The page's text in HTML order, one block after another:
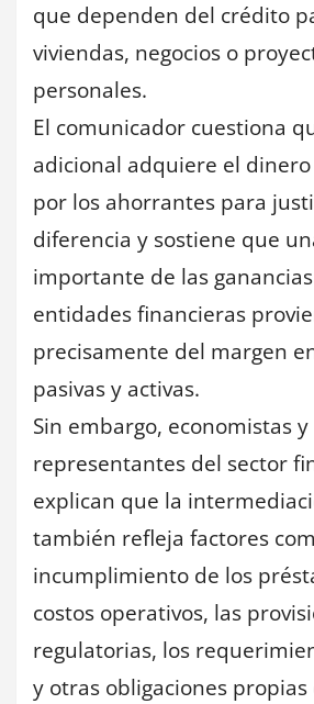
que dependen del crédito
viviendas, negocios o
personales.
El comunicador cuestiona
adicional adquiere el
por los ahorrantes para
diferencia y sostiene que
importante de las
entidades financieras
precisamente del margen
pasivas y activas.
Sin embargo, economistas y
representantes del sector
explican que la
también refleja factores
incumplimiento de los
costos operativos, las
regulatorias, los
y otras obligaciones